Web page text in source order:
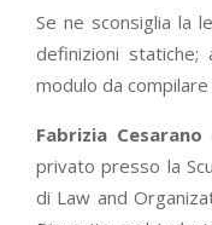
Se ne sconsiglia la
definizioni statiche;
modulo da
Fabrizia Cesarano
privato presso la
di Law and